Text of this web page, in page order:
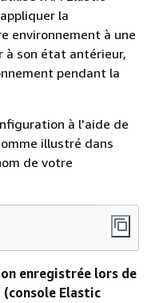
la
environnement à une
à son état antérieur,
pendant la
à l'aide de
illustré dans
de votre
enregistrée lors de
Elastic